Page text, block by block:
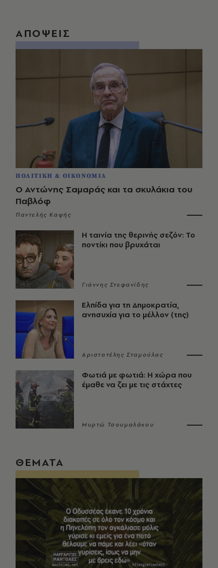
ΑΠΟΨΕΙΣ
ΠΟΛΙΤΙΚΗ & ΟΙΚΟΝΟΜΙΑ
Ο Αντώνης Σαμαράς και τα σκυλάκια του
Παβλόφ
Παντελής Καψής
Η ταινία της θερινής σεζόν: Το
ποντίκι που βρυχάται
Γιάννης Στεφανίδης
Ελπίδα για τη Δημοκρατία,
ανησυχία για το μέλλον (της)
Αριστοτέλης Σταμούλας
Φωτιά με φωτιά: Η χώρα που
έμαθε να ζει με τις στάχτες
Μυρτώ Τσουμαλάκου
ΘΕΜΑΤΑ